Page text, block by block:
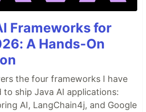
Frameworks for
A Hands-On
the four frameworks I have
to ship Java AI applications:
AI, LangChain4j, and Google